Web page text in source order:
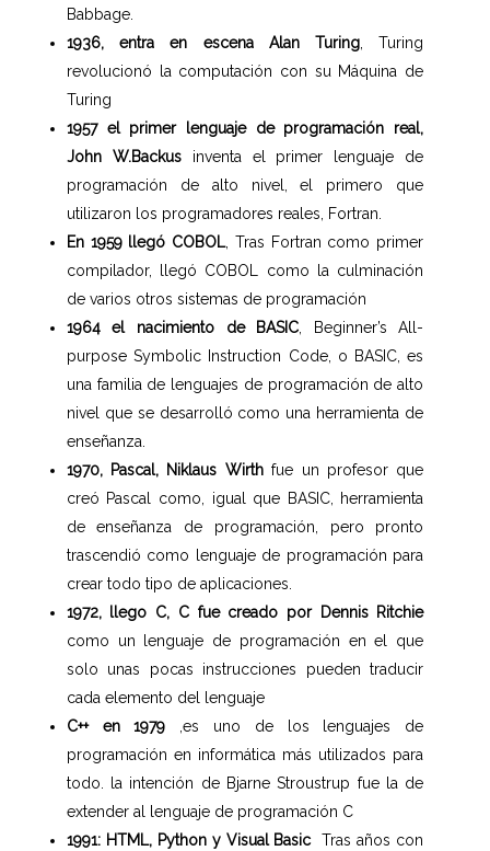
Babbage.
1936, entra en escena Alan Turing, Turing
revolucionó la computación con su Máquina de
Turing
1957 el primer lenguaje de programación real,
John W.Backusinventa el primer lenguaje de
programación de alto nivel, el primero que
utilizaron los programadores reales, Fortran.
En 1959 llegó COBOL, Tras Fortran como primer
compilador, llegó COBOL como la culminación
de varios otros sistemas de programación
1964 el nacimiento de BASIC, Beginner’s All-
purpose Symbolic Instruction Code, o BASIC, es
una familia de lenguajes de programación de alto
nivel que se desarrolló como una herramienta de
enseñanza.
1970, Pascal, Niklaus Wirthfue un profesor que
creó Pascal como, igual que BASIC, herramienta
de enseñanza de programación, pero pronto
trascendió como lenguaje de programación para
crear todo tipo de aplicaciones.
1972, llego C, C fue creado por Dennis Ritchie
como un lenguaje de programación en el que
solo unas pocas instrucciones pueden traducir
cada elemento del lenguaje
C++ en 1979 ,es uno de los lenguajes de
programación en informática más utilizados para
todo. la intención de Bjarne Stroustrup fue la de
extender al lenguaje de programación C
1991: HTML, Python y Visual BasicTras años con